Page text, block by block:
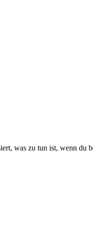
was zu tun ist, wenn